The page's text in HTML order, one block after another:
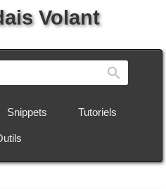
Volant
Snippets Tutoriels